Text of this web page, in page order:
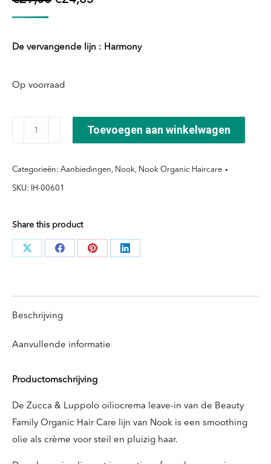
€29,00.€24,65.
De vervangende lijn : Harmony
Op voorraad
Zucca
Leave
In
Toevoegen aan winkelwagen
Categorieën: Aanbiedingen, Nook, Nook Organic Haircare
SKU: IH-00601
Share this product
Deel
Deel
Deel
Deel
Beschrijving
Aanvullende informatie
Productomschrijving
De Zucca & Luppolo oiliocrema leave-in van de Beauty
Family Organic Hair Care lijn van Nook is een smoothing
olie als crème voor steil en pluizig haar.